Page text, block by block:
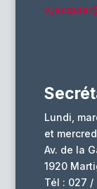
Lundi,
et
Av. de la
1920
Tél : 027 /